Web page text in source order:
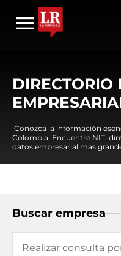
DIRECTORIO
¡Conozca la información
Colombia! Encuentre NIT,
datos empresarial mas
Buscar empresa